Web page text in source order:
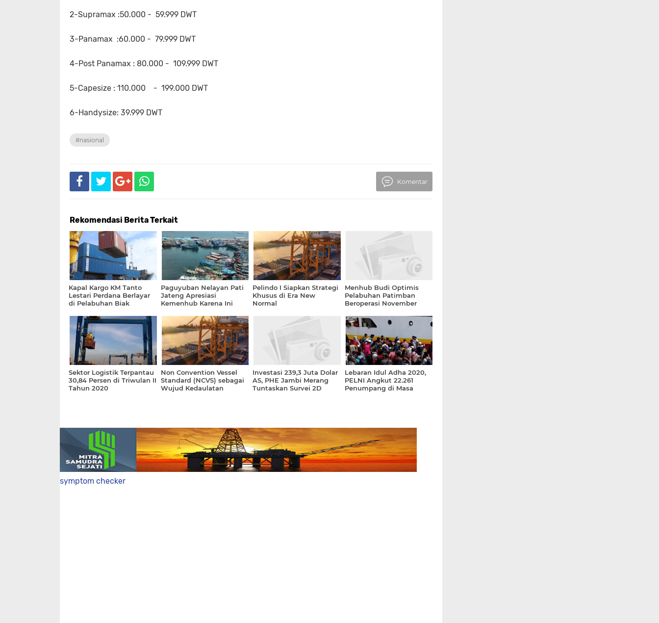
2-Supramax :50.000 - 59.999 DWT
3-Panamax :60.000 - 79.999 DWT
4-Post Panamax : 80.000 - 109.999 DWT
5-Capesize : 110.000 - 199.000 DWT
6-Handysize: 39.999 DWT
#nasional
Komentar
Rekomendasi Berita Terkait
Kapal Kargo KM Tanto
Lestari Perdana Berlayar
di Pelabuhan Biak
Paguyuban Nelayan Pati
Jateng Apresiasi
Kemenhub Karena Ini
Pelindo I Siapkan Strategi
Khusus di Era New
Normal
Menhub Budi Optimis
Pelabuhan Patimban
Beroperasi November
Sektor Logistik Terpantau
30,84 Persen di Triwulan II
Tahun 2020
Non Convention Vessel
Standard (NCVS) sebagai
Wujud Kedaulatan
Investasi 239,3 Juta Dolar
AS, PHE Jambi Merang
Tuntaskan Survei 2D
Lebaran Idul Adha 2020,
PELNI Angkut 22.261
Penumpang di Masa
symptom checker